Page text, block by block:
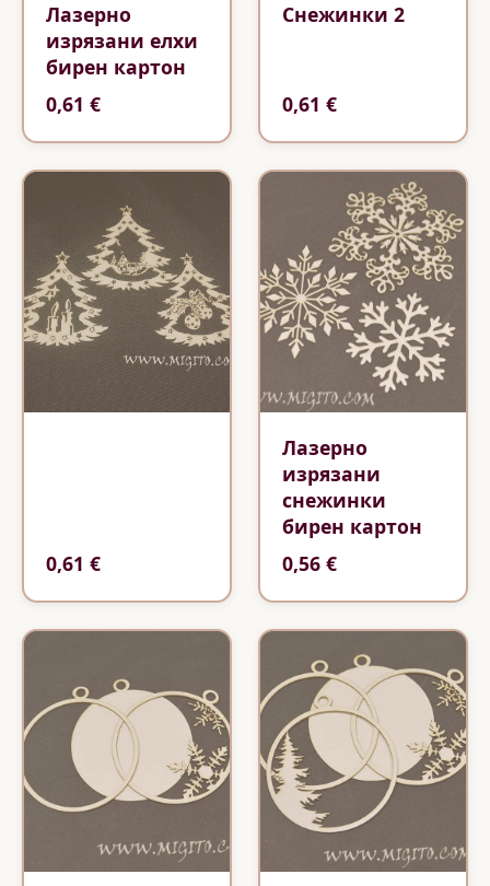
Лазерно
изрязани елхи
бирен картон
0,61 €
Снежинки 2
0,61 €
0,61 €
Лазерно
изрязани
снежинки
бирен картон
0,56 €